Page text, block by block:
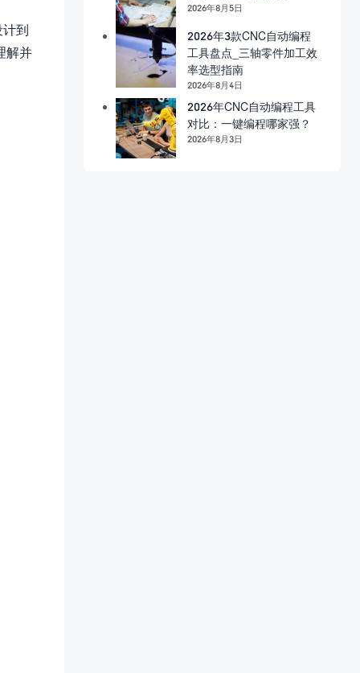
到
解并
2026年8月5日
2026年3款CNC自动编程
工具盘点_三轴零件加工效
率选型指南
2026年8月4日
2026年CNC自动编程工具
对比：一键编程哪家强？
2026年8月3日